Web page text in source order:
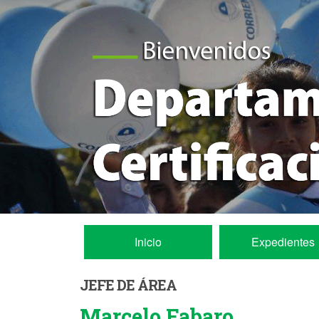
Inicio
Inicio Expedientes
Expedientes
JEFE DE ÁREA